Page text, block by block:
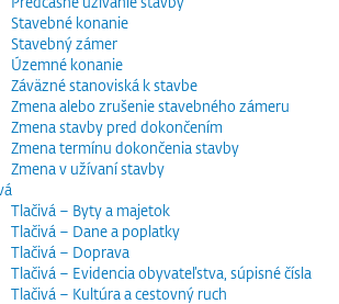
Stavebné konanie
Stavebný zámer
Územné konanie
Záväzné stanoviská k stavbe
Zmena alebo zrušenie stavebného zámeru
Zmena stavby pred dokončením
Zmena termínu dokončenia stavby
Zmena v užívaní stavby
Tlačivá – Byty a majetok
Tlačivá – Dane a poplatky
Tlačivá – Doprava
Tlačivá – Evidencia obyvateľstva, súpisné čísla
Tlačivá – Kultúra a cestovný ruch